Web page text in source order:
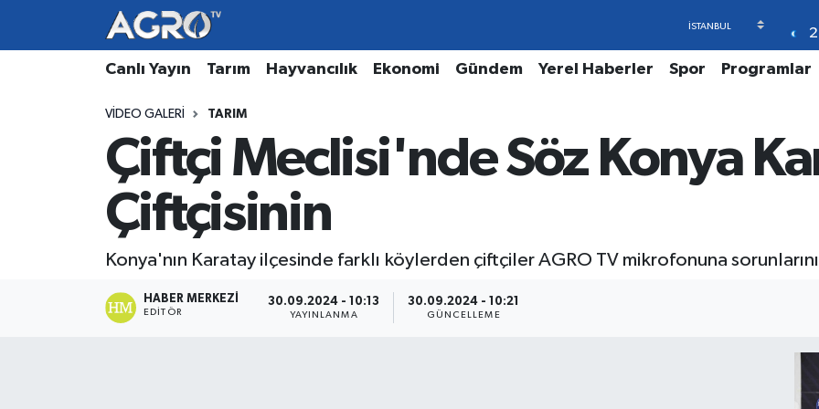
Canlı Yayın Tarım Hayvancılık Ekonomi Gündem Yerel Haberler Spor Programlar
VIDEO GALERI TARIM
Çiftçi Meclisi'nde Söz Konya
Çiftçisinin
Konya'nın Karatay ilçesinde farklı köylerden çiftçiler AGRO TV mikrofonuna
HABER MERKEZI
EDITÖR
30.09.2024 - 10:13
YAYINLANMA
30.09.2024 - 10:21
GÜNCELLEME
Hava Durumu
Trafik Durumu
Süper Lig Puan Durumu ve Fikstür
Tüm Manşetler
Son Dakika Haberleri
Haber Arşivi